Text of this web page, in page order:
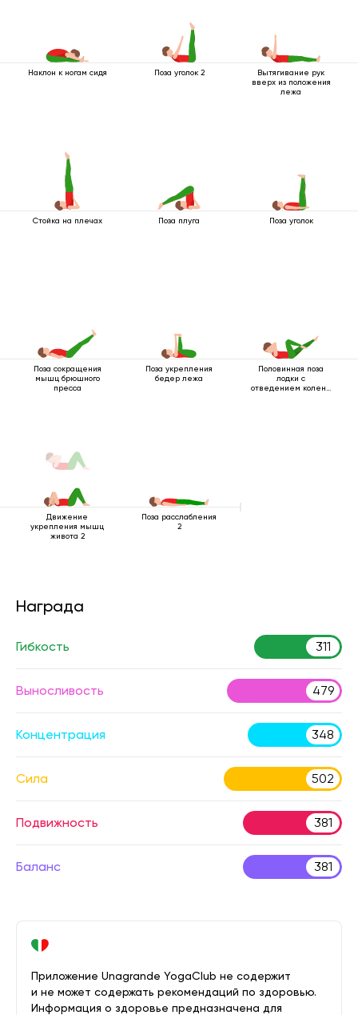
Наклон к ногам сидя Поза уголок 2
Вытягивание рук
вверх из положения
лежа
Стойка на плечах Поза плуга Поза уголок
Поза сокращения
мышц брюшного
пресса
Поза укрепления
бедер лежа
Половинная поза
лодки с
отведением колена
Движение
укрепления мышц
живота 2
Поза расслабления
2
Награда
Гибкость 311
Выносливость 479
Концентрация 348
Сила 502
Подвижность 381
Баланс 381
Приложение Unagrande YogaClub не содержит
и не может содержать рекомендаций по здоровью.
Информация о здоровье предназначена для